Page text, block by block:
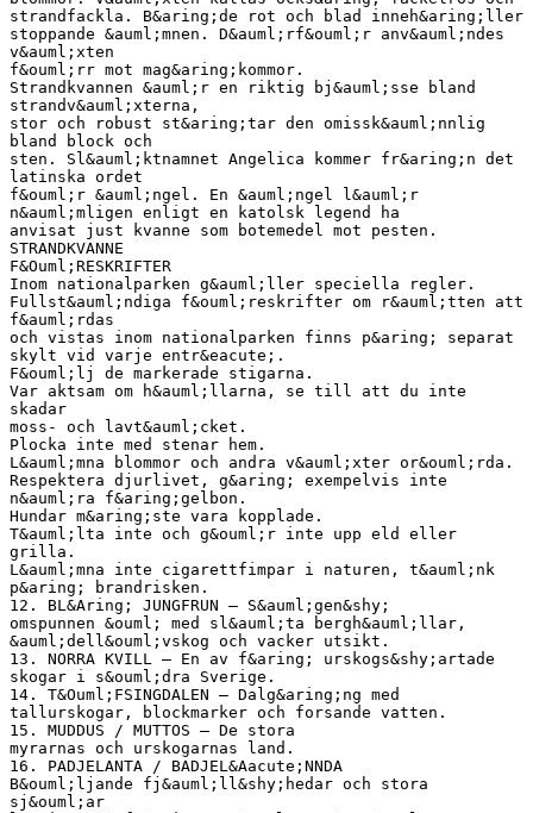
strandfackla. B&aring;de rot och blad inneh&aring;ller
stoppande &auml;mnen. D&auml;rf&ouml;r anv&auml;ndes
v&auml;xten
f&ouml;rr mot mag&aring;kommor.
Strandkvannen &auml;r en riktig bj&auml;sse bland
strandv&auml;xterna,
stor och robust st&aring;tar den omissk&auml;nnlig
bland block och
sten. Sl&auml;ktnamnet Angelica kommer fr&aring;n det
latinska ordet
f&ouml;r &auml;ngel. En &auml;ngel l&auml;r
n&auml;mligen enligt en katolsk legend ha
anvisat just kvanne som botemedel mot pesten.
STRANDKVANNE
F&Ouml;RESKRIFTER
Inom nationalparken g&auml;ller speciella regler.
Fullst&auml;ndiga f&ouml;reskrifter om r&auml;tten att
f&auml;rdas
och vistas inom nationalparken finns p&aring; separat
skylt vid varje entr&eacute;.
F&ouml;lj de markerade stigarna.
Var aktsam om h&auml;llarna, se till att du inte
skadar
moss- och lavt&auml;cket.
Plocka inte med stenar hem.
L&auml;mna blommor och andra v&auml;xter or&ouml;rda.
Respektera djurlivet, g&aring; exempelvis inte
n&auml;ra f&aring;gelbon.
Hundar m&aring;ste vara kopplade.
T&auml;lta inte och g&ouml;r inte upp eld eller
grilla.
L&auml;mna inte cigarettfimpar i naturen, t&auml;nk
p&aring; brandrisken.
12. BL&Aring; JUNGFRUN – S&auml;gen&shy;
omspunnen &ouml; med sl&auml;ta bergh&auml;llar,
&auml;dell&ouml;vskog och vacker utsikt.
13. NORRA KVILL – En av f&aring; urskogs&shy;artade
skogar i s&ouml;dra Sverige.
14. T&Ouml;FSINGDALEN – Dalg&aring;ng med
tallurskogar, blockmarker och forsande vatten.
15. MUDDUS / MUTTOS – De stora
myrarnas och urskogarnas land.
16. PADJELANTA / BADJEL&Aacute;NNDA
B&ouml;ljande fj&auml;ll&shy;hedar och stora
sj&ouml;ar